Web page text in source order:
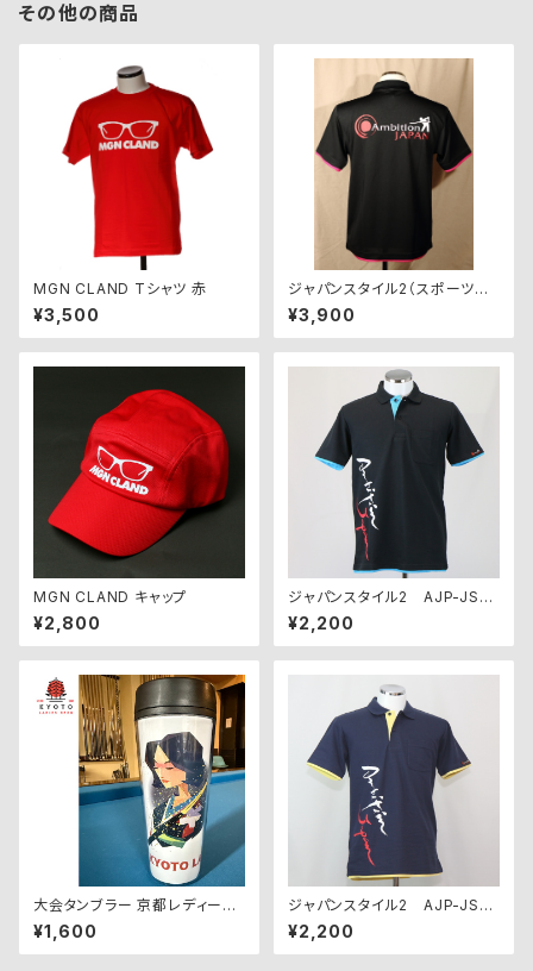
その他の商品
MGN CLAND Tシャツ 赤
¥3,500
ジャパンスタイル2（スポーツシ
ャツ） AJP-JS2-BP（ブラック
×ピンク）
¥3,900
MGN CLAND キャップ
¥2,800
ジャパンスタイル2 AJP-JS2-
BB【アウトレット】
¥2,200
大会タンブラー 京都レディース
オープンオフィシャルグッズ
¥1,600
ジャパンスタイル2 AJP-JS2-
NY【アウトレット】
¥2,200